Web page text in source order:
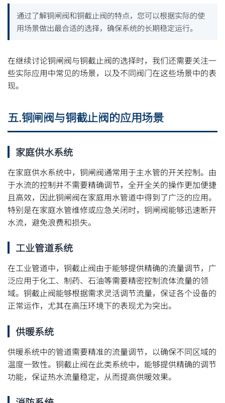
通过了解铜闸阀和铜截止阀的特点，您可以根据实际的使
用场景做出最合适的选择，确保系统的长期稳定运行。
在继续讨论铜闸阀与铜截止阀的选择时，我们还需要关注一
些实际应用中常见的场景，以及不同阀门在这些场景中的表
现。
五.铜闸阀与铜截止阀的应用场景
家庭供水系统
在家庭供水系统中，铜闸阀通常用于主水管的开关控制。由
于水流的控制并不需要精确调节，全开全关的操作更加便捷
且高效，因此铜闸阀在家庭用水管道中得到了广泛的应用。
特别是在家庭水管维修或应急关闭时，铜闸阀能够迅速断开
水流，避免浪费和损失。
工业管道系统
在工业管道中，铜截止阀由于能够提供精确的流量调节，广
泛应用于化工、制药、石油等需要精密控制流体流量的领
域。铜截止阀能够根据需求灵活调节流量，保证各个设备的
正常运作，尤其在高压环境下的表现尤为突出。
供暖系统
供暖系统中的管道需要精准的流量调节，以确保不同区域的
温度一致性。铜截止阀在此类系统中，能够提供精确的调节
功能，保证热水流量稳定，从而提高供暖效果。